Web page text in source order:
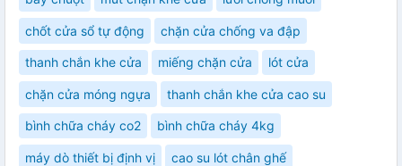
chốt cửa sổ tự động chặn cửa chống va đập
thanh chắn khe cửa miếng chặn cửa lót cửa
chặn cửa móng ngựa thanh chắn khe cửa cao su
bình chữa cháy co2 bình chữa cháy 4kg
máy dò thiết bị định vị cao su lót chân ghế